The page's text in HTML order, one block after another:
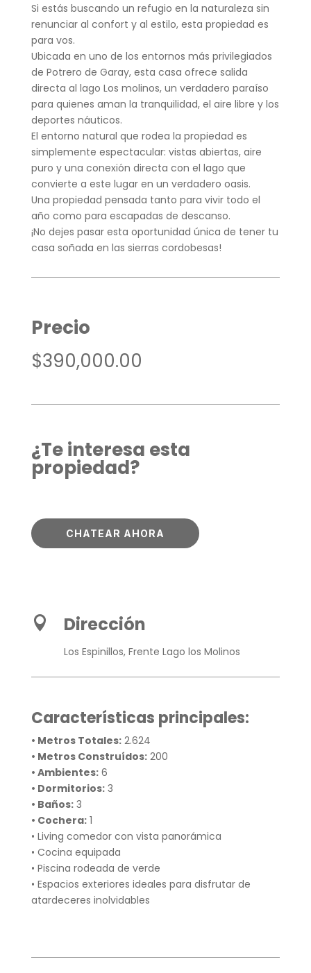
Si estás buscando un refugio en la naturaleza sin
renunciar al confort y al estilo, esta propiedad es
para vos.
Ubicada en uno de los entornos más privilegiados
de Potrero de Garay, esta casa ofrece salida
directa al lago Los molinos, un verdadero paraíso
para quienes aman la tranquilidad, el aire libre y los
deportes náuticos.
El entorno natural que rodea la propiedad es
simplemente espectacular: vistas abiertas, aire
puro y una conexión directa con el lago que
convierte a este lugar en un verdadero oasis.
Una propiedad pensada tanto para vivir todo el
año como para escapadas de descanso.
¡No dejes pasar esta oportunidad única de tener tu
casa soñada en las sierras cordobesas!
Precio
$390,000.00
¿Te interesa esta
propiedad?
CHATEAR AHORA
 Dirección
Los Espinillos, Frente Lago los Molinos
Características principales:
• Metros Totales:2.624
• Metros Construídos:200
• Ambientes:6
• Dormitorios:3
• Baños:3
• Cochera:1
• Living comedor con vista panorámica
• Cocina equipada
• Piscina rodeada de verde
• Espacios exteriores ideales para disfrutar de
atardeceres inolvidables